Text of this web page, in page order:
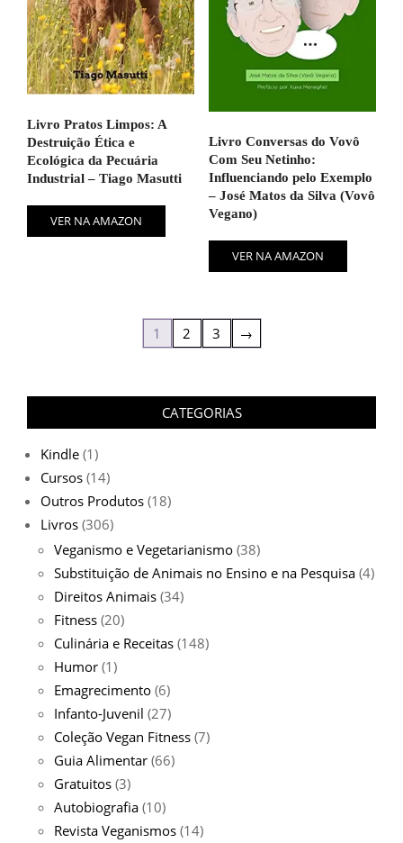
Livro Pratos Limpos: A
Destruição Ética e
Ecológica da Pecuária
Industrial – Tiago Masutti
VER NA AMAZON
Livro Conversas do Vovô
Com Seu Netinho:
Influenciando pelo Exemplo
– José Matos da Silva (Vovô
Vegano)
VER NA AMAZON
1 2 3 →
CATEGORIAS
Kindle (1)
Cursos (14)
Outros Produtos (18)
Livros (306)
Veganismo e Vegetarianismo (38)
Substituição de Animais no Ensino e na Pesquisa (4)
Direitos Animais (34)
Fitness (20)
Culinária e Receitas (148)
Humor (1)
Emagrecimento (6)
Infanto-Juvenil (27)
Coleção Vegan Fitness (7)
Guia Alimentar (66)
Gratuitos (3)
Autobiografia (10)
Revista Veganismos (14)